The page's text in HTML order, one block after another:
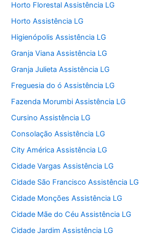
Horto Florestal Assistência LG
Horto Assistência LG
Higienópolis Assistência LG
Granja Viana Assistência LG
Granja Julieta Assistência LG
Freguesia do ó Assistência LG
Fazenda Morumbi Assistência LG
Cursino Assistência LG
Consolação Assistência LG
City América Assistência LG
Cidade Vargas Assistência LG
Cidade São Francisco Assistência LG
Cidade Monções Assistência LG
Cidade Mãe do Céu Assistência LG
Cidade Jardim Assistência LG